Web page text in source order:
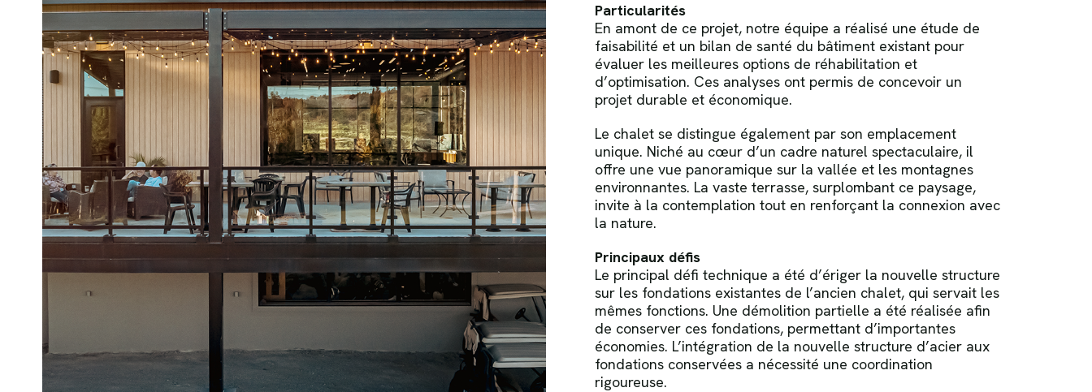
Particularités
En amont de ce projet, notre équipe a réalisé une étude de
faisabilité et un bilan de santé du bâtiment existant pour
évaluer les meilleures options de réhabilitation et
d’optimisation. Ces analyses ont permis de concevoir un
projet durable et économique.
Le chalet se distingue également par son emplacement
unique. Niché au cœur d’un cadre naturel spectaculaire, il
offre une vue panoramique sur la vallée et les montagnes
environnantes. La vaste terrasse, surplombant ce paysage,
invite à la contemplation tout en renforçant la connexion avec
la nature.
Principaux défis
Le principal défi technique a été d’ériger la nouvelle structure
sur les fondations existantes de l’ancien chalet, qui servait les
mêmes fonctions. Une démolition partielle a été réalisée afin
de conserver ces fondations, permettant d’importantes
économies. L’intégration de la nouvelle structure d’acier aux
fondations conservées a nécessité une coordination
rigoureuse.